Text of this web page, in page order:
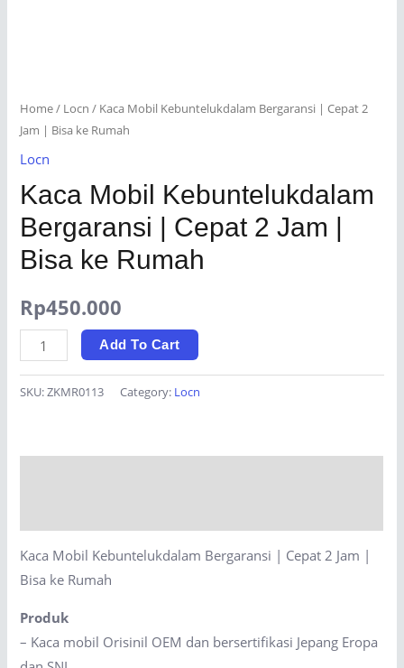
Home/ Locn / Kaca Mobil Kebuntelukdalam Bergaransi | Cepat 2
Jam | Bisa ke Rumah
Locn
Kaca Mobil Kebuntelukdalam
Bergaransi | Cepat 2 Jam |
Bisa ke Rumah
Rp450.000
Kaca
Mobil
Kebuntelukdalam
|
Bisa
ke
Rumah
quantity
Add To Cart
SKU:ZKMR0113 Category: Locn
Kaca Mobil Kebuntelukdalam Bergaransi | Cepat 2 Jam |
Bisa ke Rumah
Produk
– Kaca mobil Orisinil OEM dan bersertifikasi Jepang Eropa